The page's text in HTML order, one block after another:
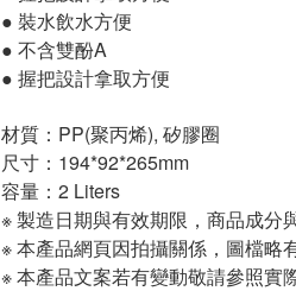
● 裝水飲水方便
● 不含雙酚A
● 握把設計拿取方便
材質：PP(聚丙烯), 矽膠圈
尺寸：194*92*265mm
容量：2 Liters
※ 製造日期與有效期限，商品成分
※ 本產品網頁因拍攝關係，圖檔略
※ 本產品文案若有變動敬請參照實